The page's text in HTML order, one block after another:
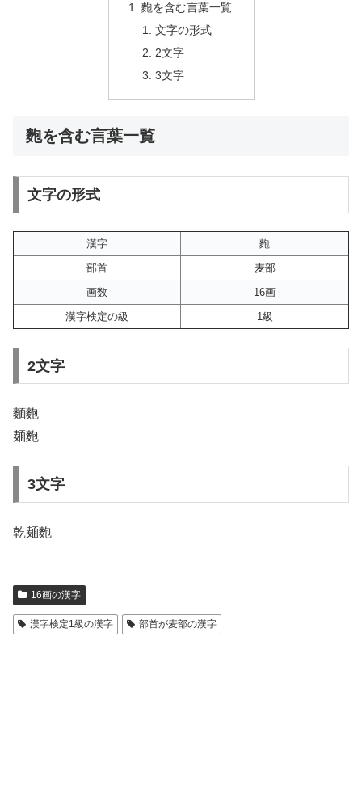
麭を含む言葉一覧
文字の形式
2文字
3文字
麭を含む言葉一覧
文字の形式
漢字
麭
部首
麦部
画数
16画
漢字検定の級
1級
2文字
麵麭
麺麭
3文字
乾麺麭
16画の漢字
漢字検定1級の漢字 部首が麦部の漢字